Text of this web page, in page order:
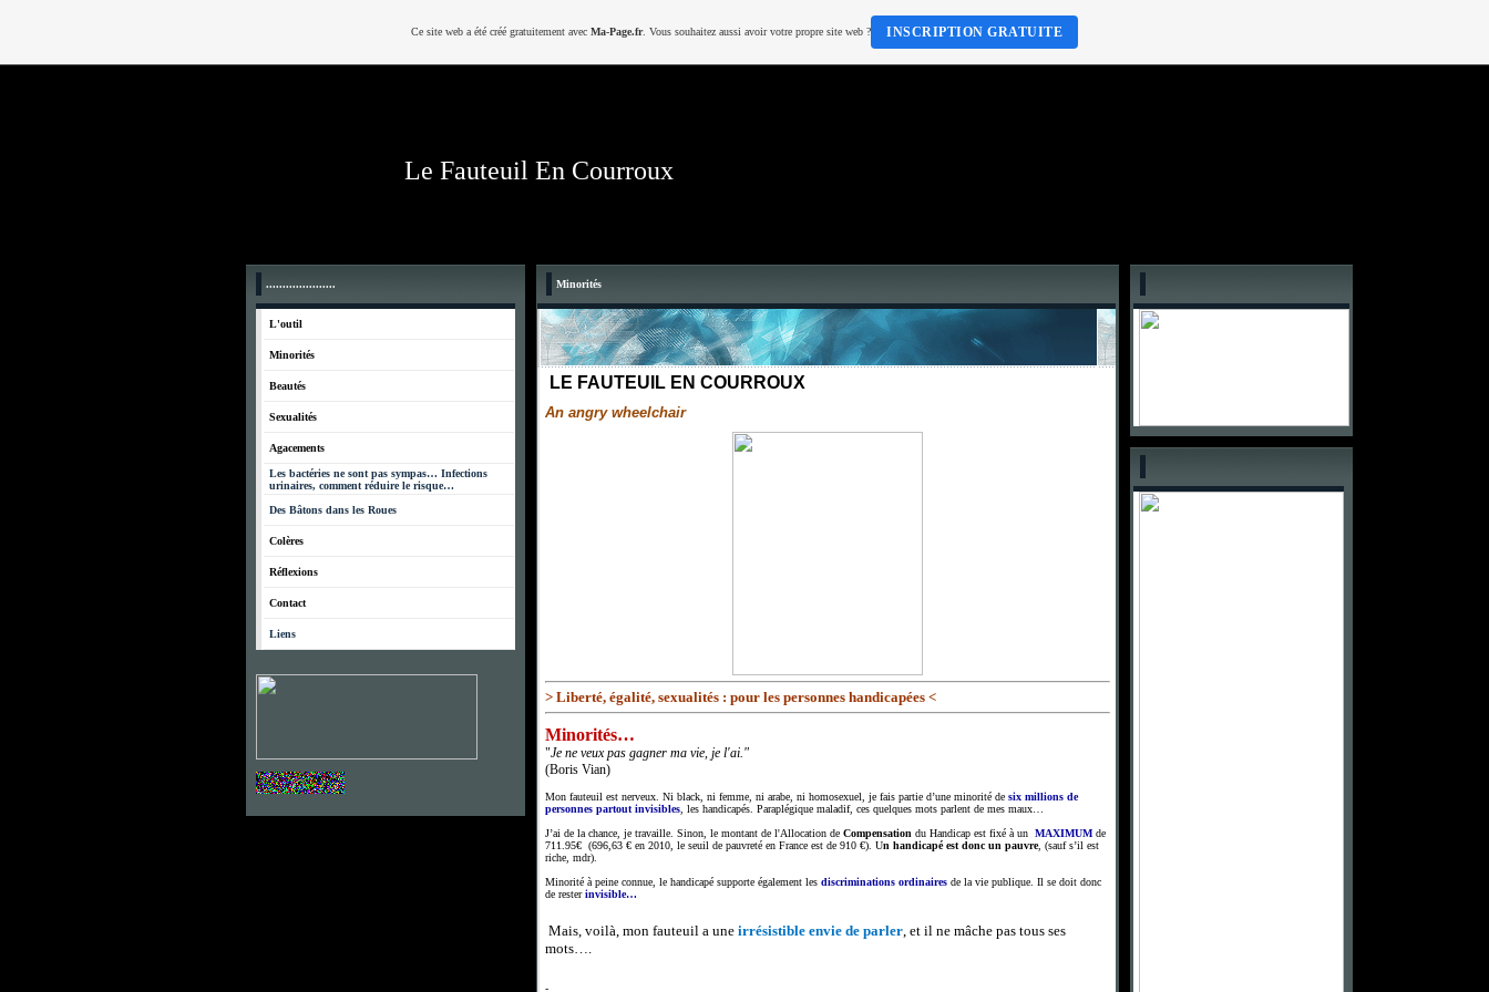
Le Fauteuil En Courroux
.....................
L'outil
Minorités
Beautés
Sexualités
Agacements
Les bactéries ne sont pas sympas… Infections
urinaires, comment réduire le risque…
Des Bâtons dans les Roues
Colères
Réflexions
Contact
Liens
Minorités
LE FAUTEUIL EN COURROUX
An angry wheelchair
> Liberté, égalité, sexualités : pour les personnes handicapées <
Minorités…
"Je ne veux pas gagner ma vie, je l'ai."
(Boris Vian)
Mon fauteuil est nerveux. Ni black, ni femme, ni arabe, ni homosexuel, je fais partie d’une minorité de six millions de
personnes partout invisibles, les handicapés. Paraplégique maladif, ces quelques mots parlent de mes maux…
J’ai de la chance, je travaille. Sinon, le montant de l'Allocation de Compensation du Handicap est fixé à un MAXIMUMde
711.95€ (696,63 € en 2010, le seuil de pauvreté en France est de 910 €). Un handicapé est donc un pauvre, (sauf s’il est
riche, mdr).
Minorité à peine connue, le handicapé supporte également les discriminations ordinaires de la vie publique. Il se doit donc
de resterinvisible…
Mais, voilà, mon fauteuil a une irrésistible envie de parler, et il ne mâche pas tous ses
mots….
-
Ce site web a été créé gratuitement avec Ma-Page.fr. Vous souhaitez aussi avoir votre propre site web ? INSCRIPTION GRATUITE